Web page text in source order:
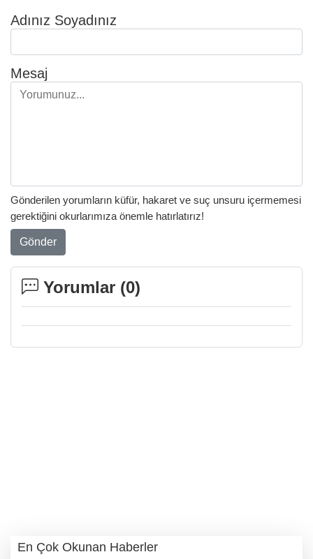
Adınız Soyadınız
Mesaj
Gönderilen yorumların küfür, hakaret ve suç unsuru içermemesi
gerektiğini okurlarımıza önemle hatırlatırız!
Gönder
Yorumlar (0)
En Çok Okunan Haberler